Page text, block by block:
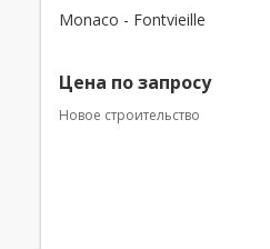
Monaco - Fontvieille
Цена по запросу
Новое строительство